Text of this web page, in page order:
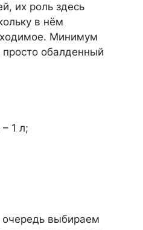
их роль здесь
в нём
Минимум
просто обалденный
1 л;
выбираем